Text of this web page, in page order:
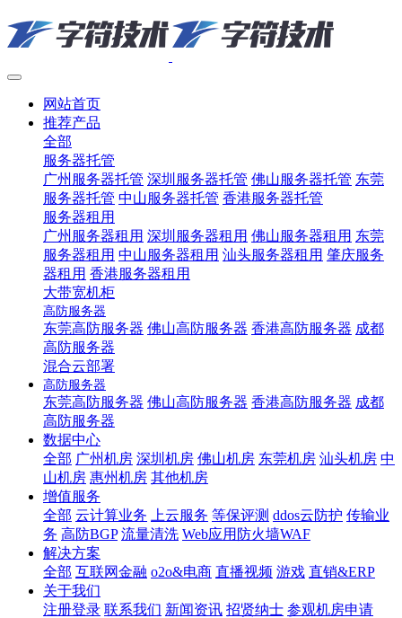
网站首页
推荐产品
全部
服务器托管
广州服务器托管 深圳服务器托管 佛山服务器托管 东莞
服务器托管 中山服务器托管 香港服务器托管
服务器租用
广州服务器租用 深圳服务器租用 佛山服务器租用 东莞
服务器租用 中山服务器租用 汕头服务器租用 肇庆服务
器租用 香港服务器租用
大带宽机柜
高防服务器
东莞高防服务器 佛山高防服务器 香港高防服务器 成都
高防服务器
混合云部署
高防服务器
东莞高防服务器 佛山高防服务器 香港高防服务器 成都
高防服务器
数据中心
全部 广州机房 深圳机房 佛山机房 东莞机房 汕头机房 中
山机房 惠州机房 其他机房
增值服务
全部 云计算业务 上云服务 等保评测 ddos云防护 传输业
务 高防BGP 流量清洗 Web应用防火墙WAF
解决方案
全部 互联网金融 o2o&电商 直播视频 游戏 直销&ERP
关于我们
注册登录 联系我们 新闻资讯 招贤纳士 参观机房申请